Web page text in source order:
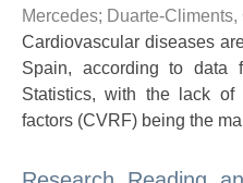
Mercedes; Duarte-
Cardiovascular diseases
Spain, according to data
Statistics, with the lack of
factors (CVRF) being the